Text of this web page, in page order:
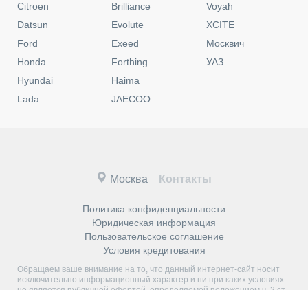
Citroen
Datsun
Ford
Honda
Hyundai
Lada
Brilliance
Evolute
Exeed
Forthing
Haima
JAECOO
Voyah
XCITE
Москвич
УАЗ
Обращаем ваше внимание на то, что данный интернет-сайт носит
исключительно информационный характер и ни при каких условиях
Политика конфиденциальности
Юридическая информация
Пользовательское соглашение
Условия кредитования
Москва Контакты